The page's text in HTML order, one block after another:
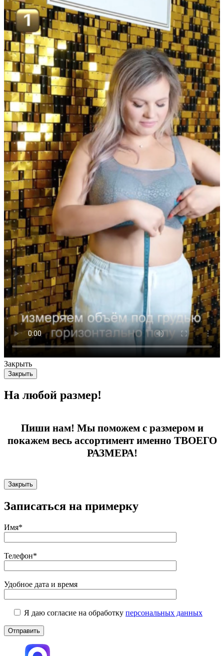
Закрыть
Закрыть
На любой размер!
Пиши нам! Мы поможем с размером и
покажем весь ассортимент именно ТВОЕГО
РАЗМЕРА!
Закрыть
Записаться на примерку
Имя*
Телефон*
Удобное дата и время
Я даю согласие на обработку персональных данных